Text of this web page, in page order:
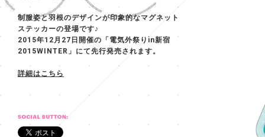
制服姿と羽根のデザインが印象的なマグネット
ステッカーの登場です♪
2015年12月27日開催の「電気外祭りin新宿
2015WINTER」にて先行発売されます。
詳細はこちら